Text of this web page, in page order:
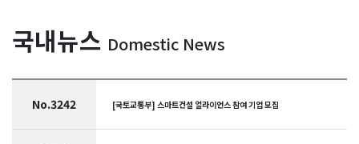
국내뉴스 Domestic News
No.3242 [국토교통부] 스마트건설 얼라이언스 참여 기업 모집